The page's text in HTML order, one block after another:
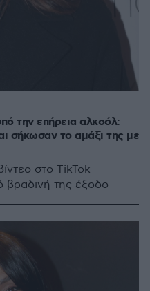
την επήρεια αλκοόλ:
σήκωσαν το αμάξι της με
στο TikTok
βραδινή της έξοδο